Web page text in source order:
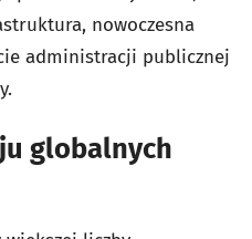
nowoczesna
administracji publicznej
globalnych